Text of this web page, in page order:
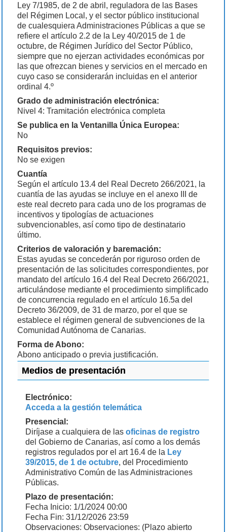
Ley 7/1985, de 2 de abril, reguladora de las Bases
del Régimen Local, y el sector público institucional
de cualesquiera Administraciones Públicas a que se
refiere el artículo 2.2 de la Ley 40/2015 de 1 de
octubre, de Régimen Jurídico del Sector Público,
siempre que no ejerzan actividades económicas por
las que ofrezcan bienes y servicios en el mercado en
cuyo caso se considerarán incluidas en el anterior
ordinal 4.º
Grado de administración electrónica:
Nivel 4: Tramitación electrónica completa
Se publica en la Ventanilla Única Europea:
No
Requisitos previos:
No se exigen
Cuantía
Según el artículo 13.4 del Real Decreto 266/2021, la
cuantía de las ayudas se incluye en el anexo III de
este real decreto para cada uno de los programas de
incentivos y tipologías de actuaciones
subvencionables, así como tipo de destinatario
último.
Criterios de valoración y baremación:
Estas ayudas se concederán por riguroso orden de
presentación de las solicitudes correspondientes, por
mandato del artículo 16.4 del Real Decreto 266/2021,
articulándose mediante el procedimiento simplificado
de concurrencia regulado en el artículo 16.5a del
Decreto 36/2009, de 31 de marzo, por el que se
establece el régimen general de subvenciones de la
Comunidad Autónoma de Canarias.
Forma de Abono:
Abono anticipado o previa justificación.
Medios de presentación
Electrónico:
Acceda a la gestión telemática
Presencial:
Diríjase a cualquiera de lasoficinas de registro
del Gobierno de Canarias, así como a los demás
registros regulados por el art 16.4 de la Ley
39/2015, de 1 de octubre, del Procedimiento
Administrativo Común de las Administraciones
Públicas.
Plazo de presentación:
Fecha Inicio: 1/1/2024 00:00
Fecha Fin: 31/12/2026 23:59
Observaciones: Observaciones: (Plazo abierto